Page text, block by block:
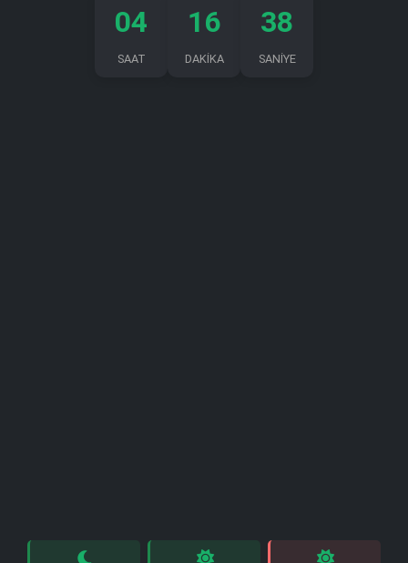
04
SAAT
16
DAKİKA
37
SANİYE